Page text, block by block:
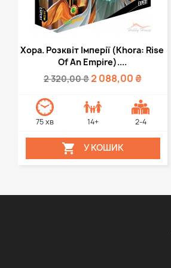
Швидкий перегляд
Хора. Розквіт Імперії (Khora: Rise
Of An Empire)....
2 320,00 ₴2 088,00 ₴
75 хв 14+ 2-4
 У КОШИК